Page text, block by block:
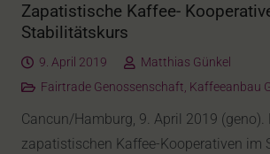
Zapatistische Kaffee-
Stabilitätskurs
9. April 2019
Matthias Günkel
Fairtrade Genossenschaft, Kaffeeanbau
Cancun/Hamburg, 9. April 2019 (geno).
zapatistischen Kaffee-Kooperativen im